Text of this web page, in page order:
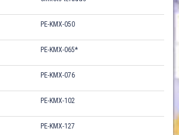
PE-KMX-050
PE-KMX-065*
PE-KMX-076
PE-KMX-102
PE-KMX-127